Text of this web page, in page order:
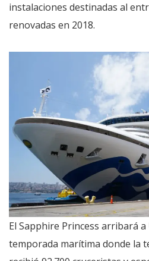
instalaciones destinadas al
renovadas en 2018.
El Sapphire Princess arribará
temporada marítima donde la